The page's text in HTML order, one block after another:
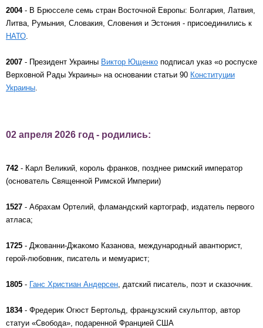
2004- В Брюсселе семь стран Восточной Европы: Болгария, Латвия,
Литва, Румыния, Словакия, Словения и Эстония - присоединились к
НАТО.
2007 - Президент Украины Виктор Ющенко подписал указ «о роспуске
Верховной Рады Украины» на основании статьи 90 Конституции
Украины.
02 апреля 2026 год - родились:
742 - Карл Великий, король франков, позднее римский император
(основатель Священной Римской Империи)
1527 - Абрахам Ортелий, фламандский картограф, издатель первого
атласа;
1725 - Джованни-Джакомо Казанова, международный авантюрист,
герой-любовник, писатель и мемуарист;
1805 - Ганс Христиан Андерсен , датский писатель, поэт и сказочник.
1834- Фредерик Огюст Бертольд, французский скульптор, автор
статуи «Свобода», подаренной Францией США